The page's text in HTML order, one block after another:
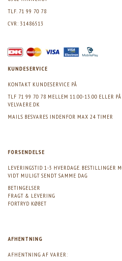
TLF. 71 99 70 78
CVR: 31486513
KUNDESERVICE
KONTAKT KUNDESERVICE PÅ
TLF 71 99 70 78 MELLEM 11.00-13.00 ELLER
VELVAERE.DK
MAILS BESVARES INDENFOR MAX 24 TIMER
FORSENDELSE
LEVERINGSTID 1-3 HVERDAGE. BESTILLINGER
VIDT MULIGT SENDT SAMME DAG
BETINGELSER
FRAGT & LEVERING
FORTRYD KØBET
AFHENTNING
AFHENTNING AF VARER: